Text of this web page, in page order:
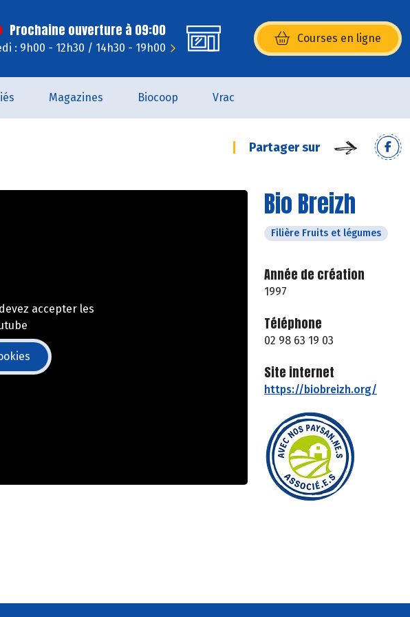
Prochaine ouverture à 09:00
: 9h00 - 12h30 / 14h30 - 19h00
Courses en ligne
(s’ouvre dans une nouvelle
Magazines Biocoop Vrac
Partager sur
Bio Breizh
Filière Fruits et légumes
Année de création
1997
Téléphone
02 98 63 19 03
Site internet
https://biobreizh.org/
accepter les